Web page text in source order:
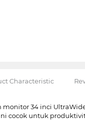
Characteristic
monitor 34 inci
cocok untuk